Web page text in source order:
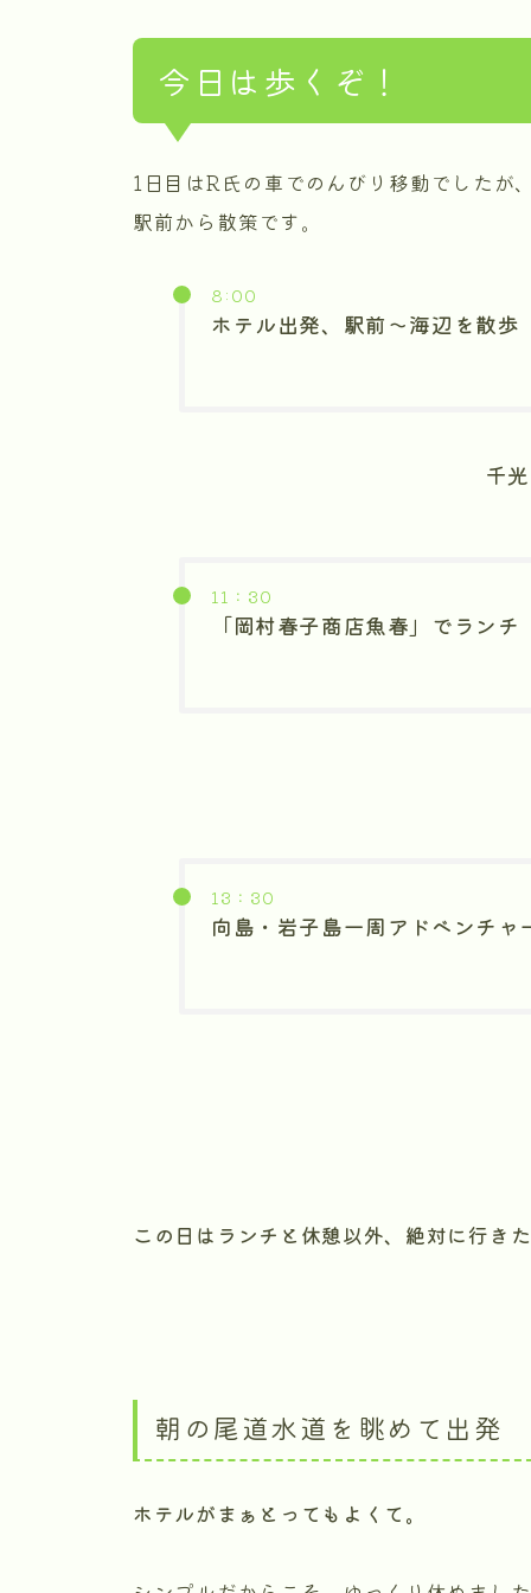
今日は歩くぞ！
1日目はR氏の車でのんびり移動でした
駅前から散策です。
8:00
ホテル出発、駅前～海辺を散歩
千
11：30
「岡村春子商店魚春」でランチ
13：30
向島・岩子島一周アドベンチャ
この日はランチと休憩以外、絶対に行き
朝の尾道水道を眺めて出発
ホテルがまぁとってもよくて。